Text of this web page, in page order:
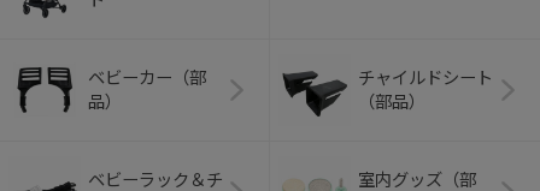
ベビーカー（部
品）
チャイルドシート
（部品）
ベビーラック＆チ
室内グッズ（部